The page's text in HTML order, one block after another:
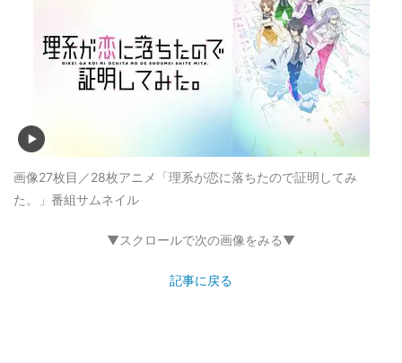
画像27枚目／28枚アニメ「理系が恋に落ちたので証明してみ
た。」番組サムネイル
▼スクロールで次の画像をみる▼
記事に戻る